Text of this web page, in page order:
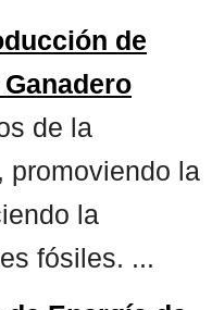
de
de la
promoviendo la
la
fósiles. ...